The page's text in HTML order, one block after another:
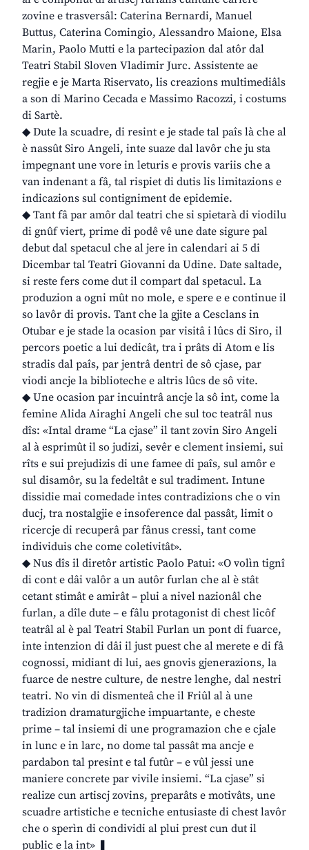
zovine e trasversâl: Caterina Bernardi, Manuel
Buttus, Caterina Comingio, Alessandro Maione, Elsa
Marin, Paolo Mutti e la partecipazion dal atôr dal
Teatri Stabil Sloven Vladimir Jurc. Assistente ae
regjie e je Marta Riservato, lis creazions multimediâls
a son di Marino Cecada e Massimo Racozzi, i costums
di Sartè.
◆ Dute la scuadre, di resint e je stade tal paîs là che al
è nassût Siro Angeli, inte suaze dal lavôr che ju sta
impegnant une vore in leturis e provis variis che a
van indenant a fâ, tal rispiet di dutis lis limitazions e
indicazions sul contigniment de epidemie.
◆ Tant fâ par amôr dal teatri che si spietarà di viodilu
di gnûf viert, prime di podê vê une date sigure pal
debut dal spetacul che al jere in calendari ai 5 di
Dicembar tal Teatri Giovanni da Udine. Date saltade,
si reste fers come dut il compart dal spetacul. La
produzion a ogni mût no mole, e spere e e continue il
so lavôr di provis. Tant che la gjite a Cesclans in
Otubar e je stade la ocasion par visitâ i lûcs di Siro, il
percors poetic a lui dedicât, tra i prâts di Atom e lis
stradis dal paîs, par jentrâ dentri de sô cjase, par
viodi ancje la biblioteche e altris lûcs de sô vite.
◆ Une ocasion par incuintrâ ancje la sô int, come la
femine Alida Airaghi Angeli che sul toc teatrâl nus
dîs: «Intal drame “La cjase” il tant zovin Siro Angeli
al à esprimût il so judizi, sevêr e clement insiemi, sui
rîts e sui prejudizis di une famee di paîs, sul amôr e
sul disamôr, su la fedeltât e sul tradiment. Intune
dissidie mai comedade intes contradizions che o vin
ducj, tra nostalgjie e insoference dal passât, limit o
ricercje di recuperâ par fânus cressi, tant come
individuis che come coletivitât».
◆ Nus dîs il diretôr artistic Paolo Patui: «O volìn tignî
di cont e dâi valôr a un autôr furlan che al è stât
cetant stimât e amirât – plui a nivel nazionâl che
furlan, a dîle dute – e fâlu protagonist di chest licôf
teatrâl al è pal Teatri Stabil Furlan un pont di fuarce,
inte intenzion di dâi il just puest che al merete e di fâ
cognossi, midiant di lui, aes gnovis gjenerazions, la
fuarce de nestre culture, de nestre lenghe, dal nestri
teatri. No vin di dismenteâ che il Friûl al à une
tradizion dramaturgjiche impuartante, e cheste
prime – tal insiemi di une programazion che e cjale
in lunc e in larc, no dome tal passât ma ancje e
pardabon tal presint e tal futûr – e vûl jessi une
maniere concrete par vivile insiemi. “La cjase” si
realize cun artiscj zovins, preparâts e motivâts, une
scuadre artistiche e tecniche entusiaste di chest lavôr
che o sperìn di condividi al plui prest cun dut il
public e la int» ❚